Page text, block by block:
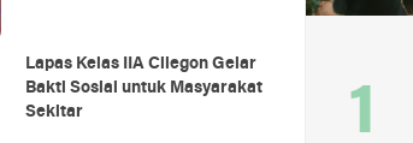
Lapas Kelas IIA Cilegon Gelar
Bakti Sosial untuk Masyarakat
Sekitar